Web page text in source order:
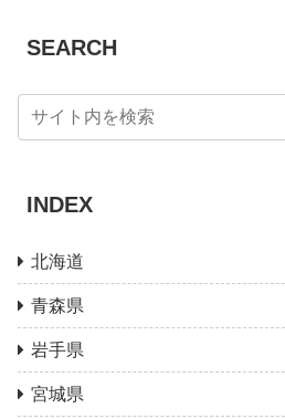
SEARCH
INDEX
北海道
青森県
岩手県
宮城県